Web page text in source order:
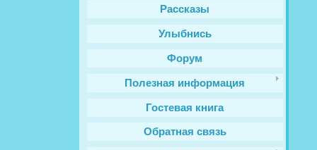
Рассказы
Улыбнись
Форум
Полезная информация
Гостевая книга
Обратная связь